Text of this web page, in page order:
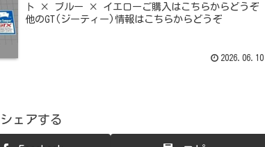
ト × ブルー × イエローご購入はこちらからどうぞ
他のGT(ジーティー)情報はこちらからどうぞ
2026.06.10
シェアする